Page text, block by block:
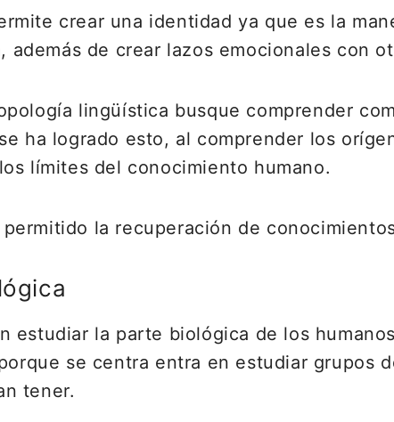
crear una identidad ya que es la
además de crear lazos emocionales con
lingüística busque comprender
ha logrado esto, al comprender los
límites del conocimiento humano.
permitido la recuperación de
estudiar la parte biológica de los
se centra entra en estudiar grupos
tener.